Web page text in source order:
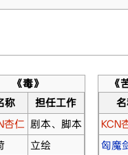
《毒》
称
担任工作
杏仁 剧本、脚本
立绘
《
KCN
匈魔